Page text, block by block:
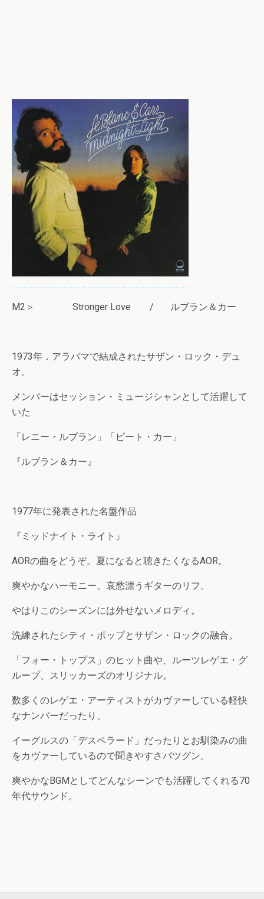
M2＞ Stronger Love / ルブラン＆カー
1973年．アラバマで結成されたサザン・ロック・デュ
オ。
メンバーはセッション・ミュージシャンとして活躍して
いた
「レニー・ルブラン」「ピート・カー」
『ルブラン＆カー』
1977年に発表された名盤作品
『ミッドナイト・ライト』
AORの曲をどうぞ。夏になると聴きたくなるAOR。
爽やかなハーモニー。哀愁漂うギターのリフ。
やはりこのシーズンには外せないメロディ。
洗練されたシティ・ポップとサザン・ロックの融合。
「フォー・トップス」のヒット曲や、ルーツレゲエ・グ
ループ、スリッカーズのオリジナル。
数多くのレゲエ・アーティストがカヴァーしている軽快
なナンバーだったり、
イーグルスの「デスペラード」だったりとお馴染みの曲
をカヴァーしているので聞きやすさバツグン。
爽やかなBGMとしてどんなシーンでも活躍してくれる70
年代サウンド。